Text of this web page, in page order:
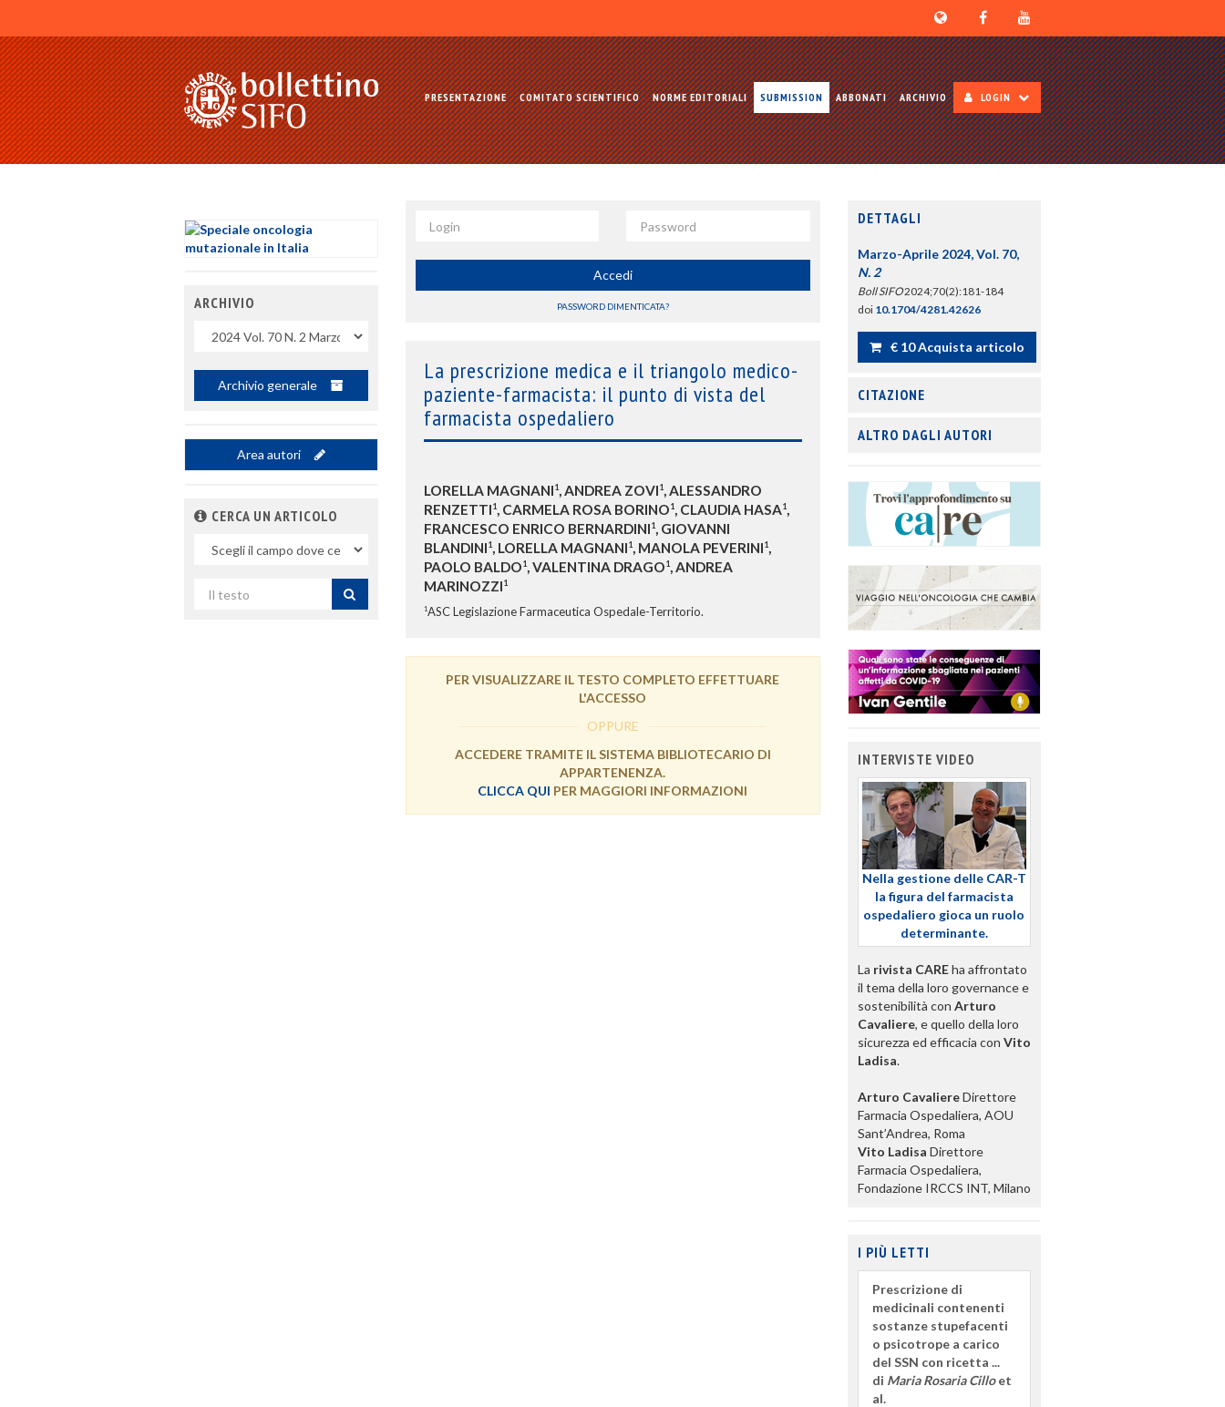
PRESENTAZIONE COMITATO SCIENTIFICO NORME EDITORIALI SUBMISSION ABBONATI ARCHIVIO LOGIN
Accedi
PASSWORD DIMENTICATA?
La prescrizione medica e il triangolo medico-
paziente-farmacista: il punto di vista del
farmacista ospedaliero
LORELLA MAGNANI1, ANDREA ZOVI1, ALESSANDRO
RENZETTI1, CARMELA ROSA BORINO1, CLAUDIA HASA1,
FRANCESCO ENRICO BERNARDINI1, GIOVANNI
BLANDINI1, LORELLA MAGNANI1, MANOLA PEVERINI1,
PAOLO BALDO1, VALENTINA DRAGO1, ANDREA
MARINOZZI1
1ASC Legislazione Farmaceutica Ospedale-Territorio.
PER VISUALIZZARE IL TESTO COMPLETO EFFETTUARE
L'ACCESSO
OPPURE
ACCEDERE TRAMITE IL SISTEMA BIBLIOTECARIO DI
APPARTENENZA.
CLICCA QUI PER MAGGIORI INFORMAZIONI
ARCHIVIO
Archivio generale
Area autori
CERCA UN ARTICOLO
campo
per
DETTAGLI
Marzo-Aprile 2024, Vol. 70,
N. 2
Boll SIFO2024;70(2):181-184
doi 10.1704/4281.42626
€ 10 Acquista articolo
CITAZIONE
ALTRO DAGLI AUTORI
INTERVISTE VIDEO
Nella gestione delle CAR-T
la figura del farmacista
ospedaliero gioca un ruolo
determinante.
La rivista CAREha affrontato
il tema della loro governance e
sostenibilità con Arturo
Cavaliere, e quello della loro
sicurezza ed efficacia con Vito
Ladisa.
Arturo CavaliereDirettore
Farmacia Ospedaliera, AOU
Sant’Andrea, Roma
Vito Ladisa Direttore
Farmacia Ospedaliera,
Fondazione IRCCS INT, Milano
I PIÙ LETTI
Prescrizione di
medicinali contenenti
sostanze stupefacenti
o psicotrope a carico
del SSN con ricetta ...
di Maria Rosaria Cilloet
al.